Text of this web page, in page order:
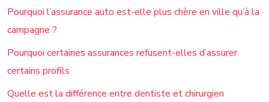
Pourquoi l’assurance auto est-elle plus chère en ville qu’à la
campagne ?
Pourquoi certaines assurances refusent-elles d’assurer
certains profils
Quelle est la différence entre dentiste et chirurgien